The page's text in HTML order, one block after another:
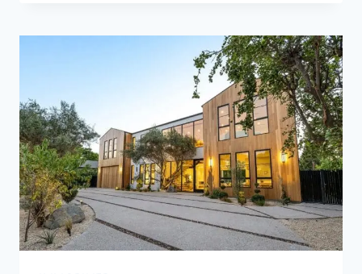
BÂTIMENTS
POUR
LA
RÉNOVATION
ET
LA
GESTION
DU